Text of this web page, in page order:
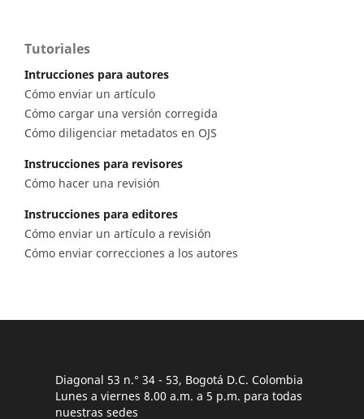
Tutoriales
Intrucciones para autores
Cómo enviar un artículo
Cómo cargar una versión corregida
Cómo diligenciar metadatos en OJS
Instrucciones para revisores
Cómo hacer una revisión
Instrucciones para editores
Cómo enviar un artículo a revisión
Cómo enviar correcciones a los autores
Diagonal 53 n.° 34 - 53, Bogotá D.C. Colombia
Lunes a viernes 8.00 a.m. a 5 p.m. para todas
nuestras sedes